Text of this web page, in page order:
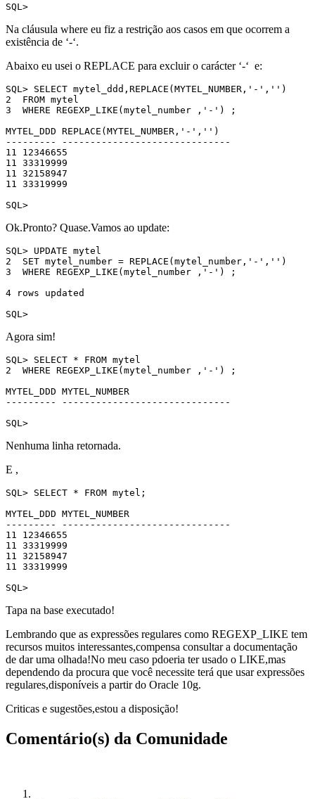
SQL>
Na cláusula where eu fiz a restrição aos casos em que ocorrem a
existência de ‘-‘.
Abaixo eu usei o REPLACE para excluir o carácter ‘-‘ e:
SQL> SELECT mytel_ddd,REPLACE(MYTEL_NUMBER,'-','')
2  FROM mytel
3  WHERE REGEXP_LIKE(mytel_number ,'-') ;
MYTEL_DDD REPLACE(MYTEL_NUMBER,'-','')
--------- ------------------------------
11 12346655
11 33319999
11 32158947
11 33319999
SQL>
Ok.Pronto? Quase.Vamos ao update:
SQL> UPDATE mytel
2  SET mytel_number = REPLACE(mytel_number,'-','')
3  WHERE REGEXP_LIKE(mytel_number ,'-') ;
4 rows updated
SQL>
Agora sim!
SQL> SELECT * FROM mytel
2  WHERE REGEXP_LIKE(mytel_number ,'-') ;
MYTEL_DDD MYTEL_NUMBER
--------- ------------------------------
SQL>
Nenhuma linha retornada.
E ,
SQL> SELECT * FROM mytel;
MYTEL_DDD MYTEL_NUMBER
--------- ------------------------------
11 12346655
11 33319999
11 32158947
11 33319999
SQL>
Tapa na base executado!
Lembrando que as expressões regulares como REGEXP_LIKE tem
recursos muitos interessantes,compensa consultar a documentação
de dar uma olhada!No meu caso pdoeria ter usado o LIKE,mas
dependendo da procura que você necessite terá que usar expressões
regulares,disponíveis a partir do Oracle 10g.
Criticas e sugestões,estou a disposição!
Comentário(s) da Comunidade